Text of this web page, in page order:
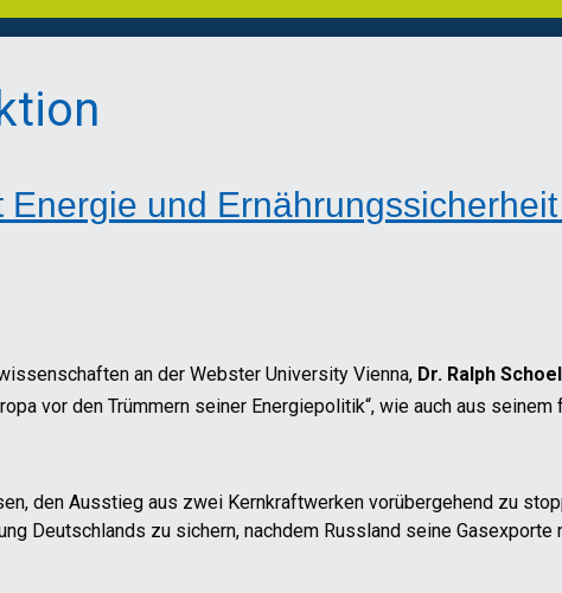
und
an der Webster University Vienna, Dr. Ralph
vor den Trümmern seiner Energiepolitik“, wie auch aus
den Ausstieg aus zwei Kernkraftwerken vorübergehend zu
Deutschlands zu sichern, nachdem Russland seine